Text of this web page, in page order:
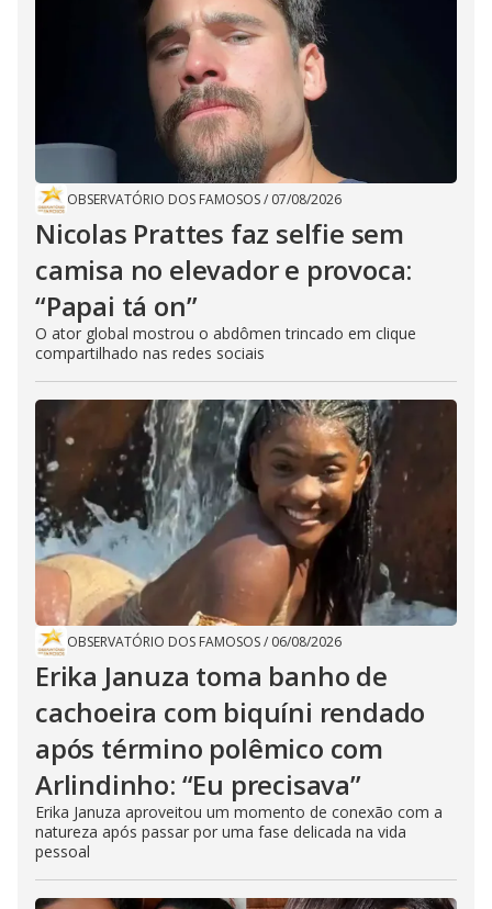
OBSERVATÓRIO DOS FAMOSOS/ 07/08/2026
Nicolas Prattes faz selfie sem
camisa no elevador e provoca:
“Papai tá on”
O ator global mostrou o abdômen trincado em clique
compartilhado nas redes sociais
OBSERVATÓRIO DOS FAMOSOS/ 06/08/2026
Erika Januza toma banho de
cachoeira com biquíni rendado
após término polêmico com
Arlindinho: “Eu precisava”
Erika Januza aproveitou um momento de conexão com a
natureza após passar por uma fase delicada na vida
pessoal